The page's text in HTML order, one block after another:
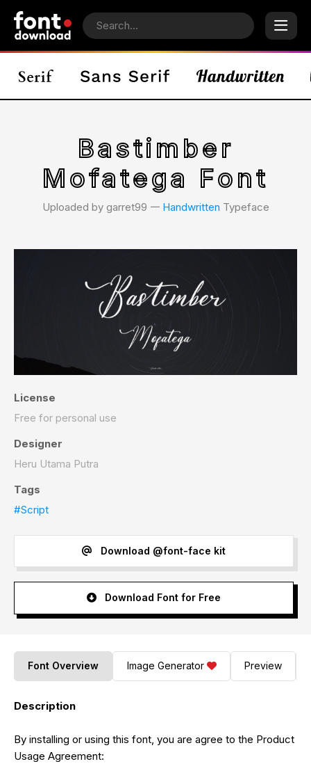
Bastimber
Mofatega Font
Uploaded by garret99 𑁋 Handwritten Typeface
License
Free for personal use
Designer
Heru Utama Putra
Tags
#Script
Download @font-face kit
Download Font for Free
Font Overview Image Generator Preview
Description
By installing or using this font, you are agree to the Product
Usage Agreement: